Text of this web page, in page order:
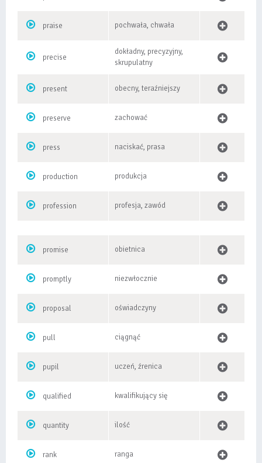
praise pochwała, chwała
precise
dokładny, precyzyjny,
skrupulatny
present obecny, teraźniejszy
preserve zachować
press naciskać, prasa
production produkcja
profession profesja, zawód
promise obietnica
promptly niezwłocznie
proposal oświadczyny
pull ciągnąć
pupil uczeń, źrenica
qualified kwalifikujący się
quantity ilość
rank ranga